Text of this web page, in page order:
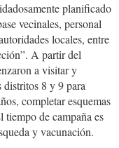
planificado
vecinales, personal
locales, entre
A partir del
a visitar y
distritos 8 y 9 para
completar esquemas
de campaña es
y vacunación.